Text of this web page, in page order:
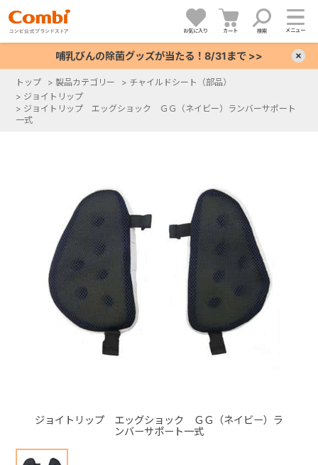
お気に入り カート 検索 メニュー
哺乳びんの除菌グッズが当たる！8/31まで >>
トップ > 製品カテゴリー > チャイルドシート（部品）
> ジョイトリップ
> ジョイトリップ エッグショック ＧＧ（ネイビー）ランバーサポート
一式
ジョイトリップ エッグショック ＧＧ（ネイビー）ラ
ンバーサポート一式